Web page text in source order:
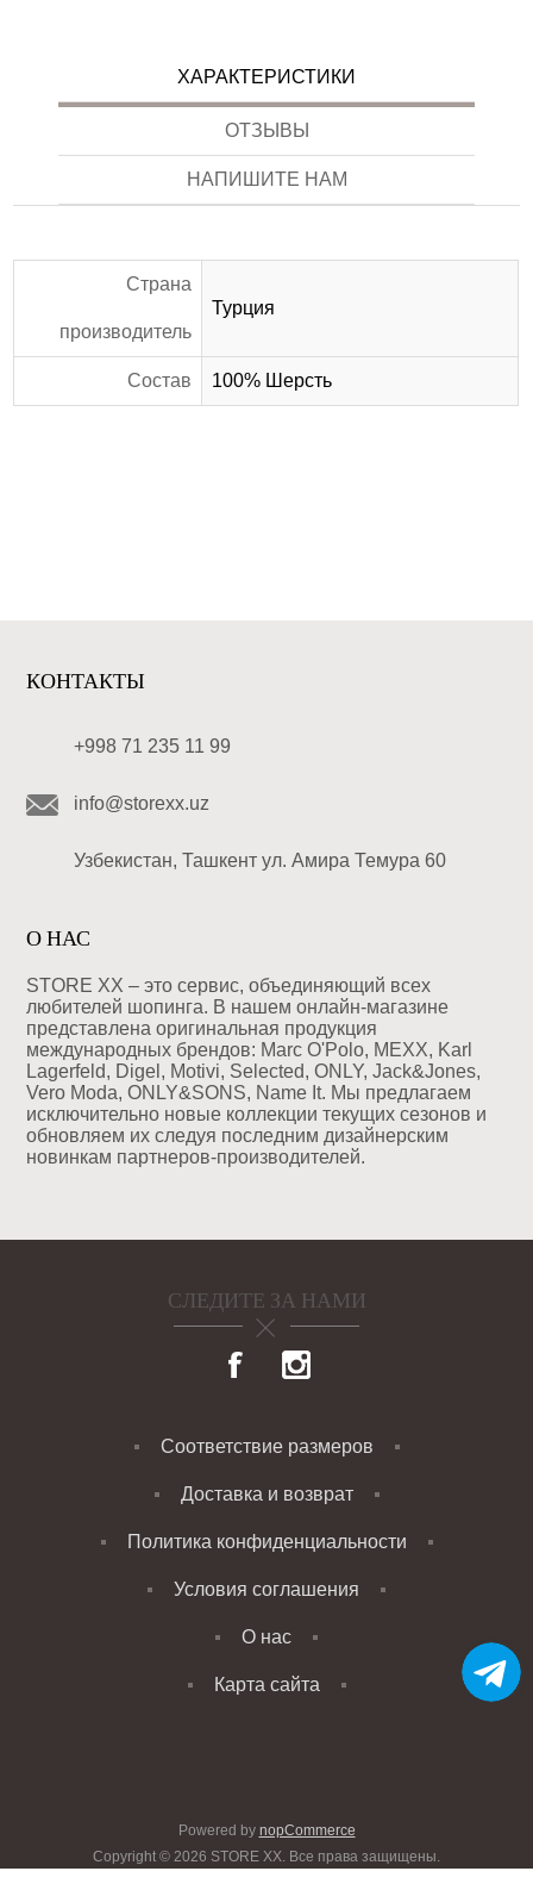
ХАРАКТЕРИСТИКИ
ОТЗЫВЫ
НАПИШИТЕ НАМ
Страна
производитель
Турция
Состав 100% Шерсть
КОНТАКТЫ
+998 71 235 11 99
info@storexx.uz
Узбекистан, Ташкент ул. Амира Темура 60
О НАС
STORE XX – это сервис, объединяющий всех
любителей шопинга. В нашем онлайн-магазине
представлена оригинальная продукция
международных брендов: Marc O'Polo, MEXX, Karl
Lagerfeld, Digel, Motivi, Selected, ONLY, Jack&Jones,
Vero Moda, ONLY&SONS, Name It. Мы предлагаем
исключительно новые коллекции текущих сезонов и
обновляем их следуя последним дизайнерским
новинкам партнеров-производителей.
СЛЕДИТЕ ЗА НАМИ
Соответствие размеров
Доставка и возврат
Политика конфиденциальности
Условия соглашения
О нас
Карта сайта
Powered by nopCommerce
Copyright © 2026 STORE XX. Все права защищены.